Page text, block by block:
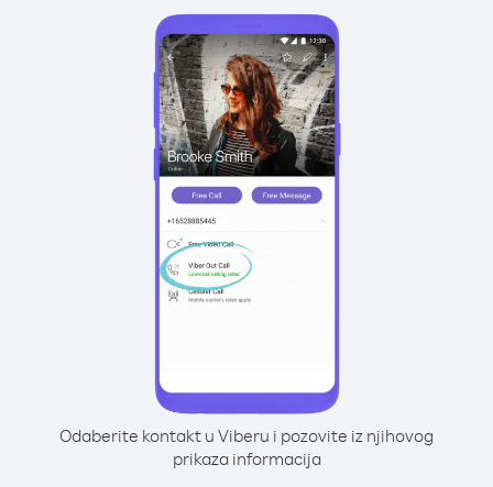
Odaberite kontakt u Viberu i pozovite iz njihovog
prikaza informacija